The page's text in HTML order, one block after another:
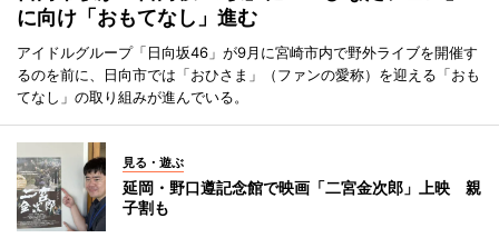
に向け「おもてなし」進む
アイドルグループ「日向坂46」が9月に宮崎市内で野外ライブを開催す
るのを前に、日向市では「おひさま」（ファンの愛称）を迎える「おも
てなし」の取り組みが進んでいる。
見る・遊ぶ
延岡・野口遵記念館で映画「二宮金次郎」上映 親
子割も